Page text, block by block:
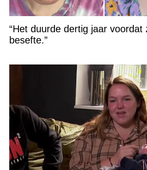
“Het duurde dertig jaar voordat
besefte.”